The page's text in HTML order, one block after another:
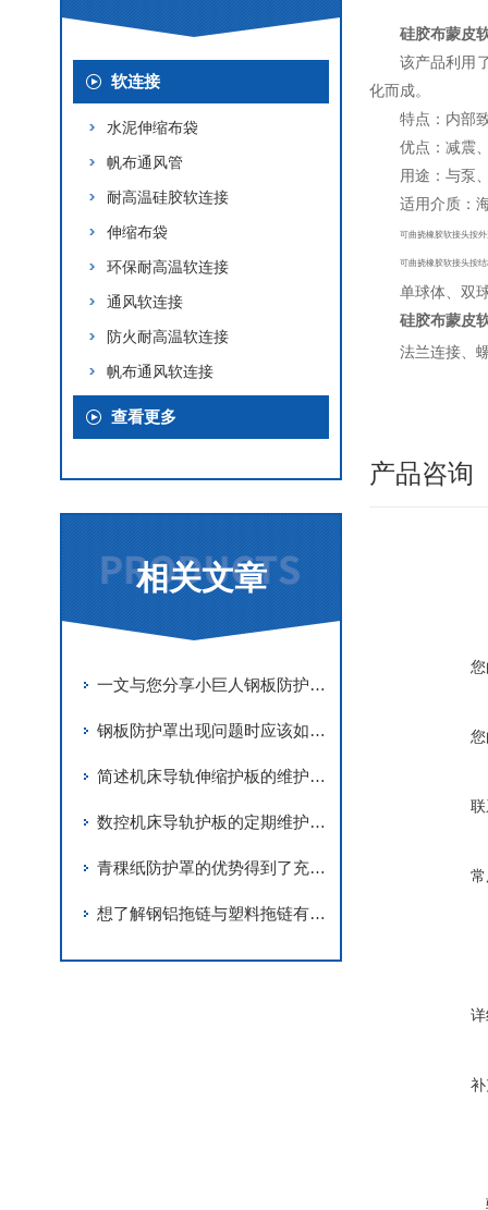
软连接
水泥伸缩布袋
帆布通风管
耐高温硅胶软连接
伸缩布袋
环保耐高温软连接
通风软连接
防火耐高温软连接
帆布通风软连接
查看更多
相关文章
一文与您分享小巨人钢板防护罩的日常维护保养方法
钢板防护罩出现问题时应该如何处理？
简述机床导轨伸缩护板的维护保养要点
数控机床导轨护板的定期维护保养方法分享
青稞纸防护罩的优势得到了充分的发挥
想了解钢铝拖链与塑料拖链有什么明显的区别吗？看完这个你就知道了
硅胶布蒙皮
该产品利用
化而成。
特点：内部
优点：减震
用途：与泵
适用介质：
可曲挠橡胶软接头按
可曲挠橡胶软接头按
单球体、双
硅胶布蒙皮
法兰连接、
产品咨询